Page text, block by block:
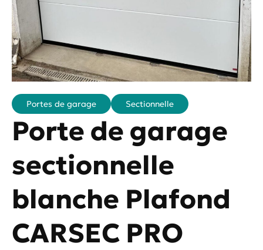
Portes de garage Sectionnelle
Porte de garage
sectionnelle
blanche Plafond
CARSEC PRO